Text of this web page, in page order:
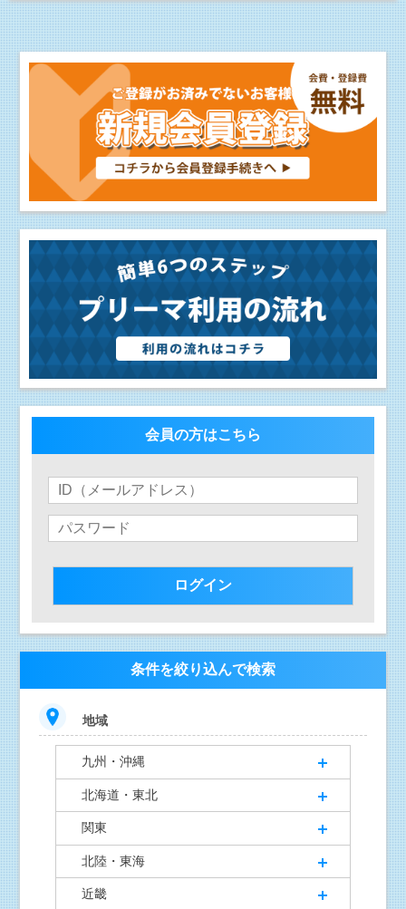
会員の方はこちら
条件を絞り込んで検索
地域
九州・沖縄
北海道・東北
関東
北陸・東海
近畿